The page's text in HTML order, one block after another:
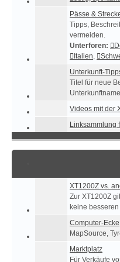
Pässe &
Tipps,
vermeiden.
Unterforen:
Italien,
Unterkunft-
Titel für neue
Videos mit der
Linksammlung
XT1200Z vs.
Zur XT1200Z
keine besseren
Computer-Ecke
MapSource,
Marktplatz
Für Verkäufe